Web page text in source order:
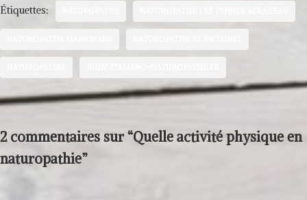
Étiquettes:
2 commentaires sur “Quelle activité physique en
naturopathie”